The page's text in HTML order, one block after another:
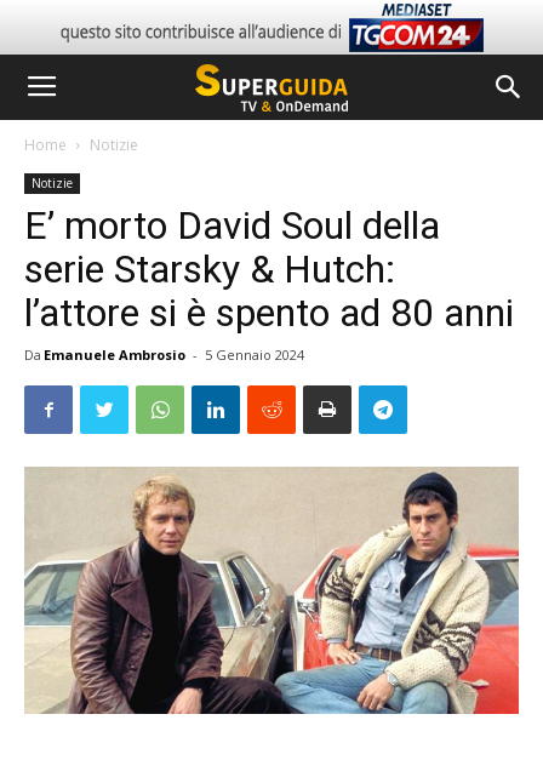
Home Notizie
Notizie
E’ morto David Soul della
serie Starsky & Hutch:
l’attore si è spento ad 80 anni
Da Emanuele Ambrosio - 5 Gennaio 2024